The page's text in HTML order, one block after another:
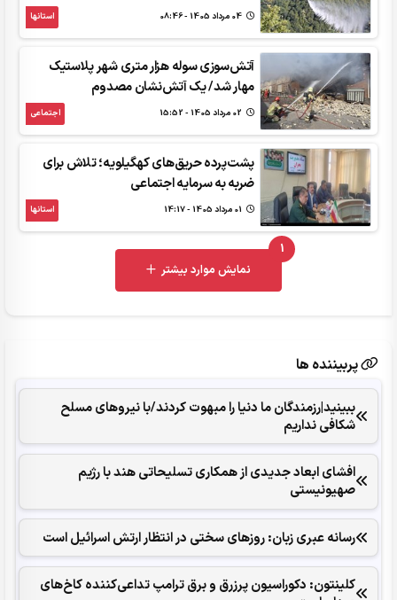
استانها
آتش‌سوزی سوله هزار متری شهر پلاستیک
مهار شد/ یک آتش‌نشان مصدوم
اجتماعی
پشت‌پرده حریق‌های کهگیلویه؛ تلاش برای
ضربه به سرمایه اجتماعی
استانها
1
UNREAD MESSAGES
نمایش موارد بیشتر
پربیننده ها
ببینید|رزمندگان ما دنیا را مبهوت کردند/با نیروهای مسلح
شکافی نداریم
افشای ابعاد جدیدی از همکاری تسلیحاتی هند با رژیم
صهیونیستی
رسانه عبری زبان: روزهای سختی در انتظار ارتش اسرائیل است
کلینتون: دکوراسیون پرزرق‌ و برق ترامپ تداعی‌کننده کاخ‌های